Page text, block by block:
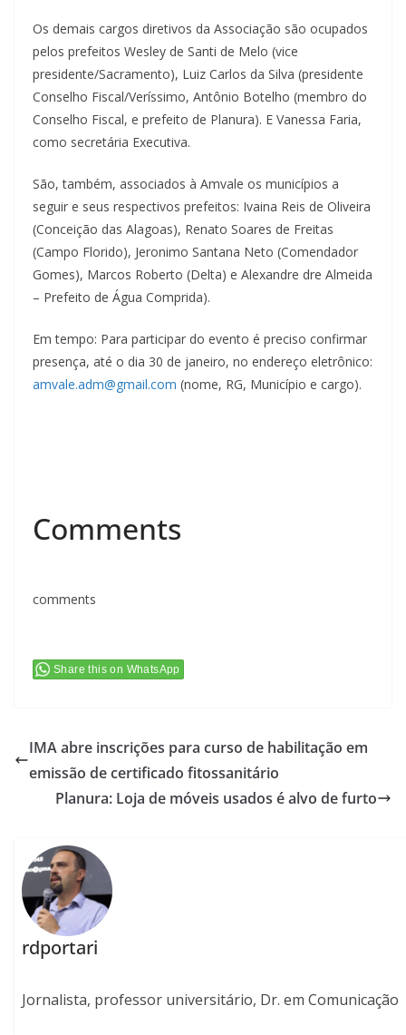
Os demais cargos diretivos da Associação são ocupados
pelos prefeitos Wesley de Santi de Melo (vice
presidente/Sacramento), Luiz Carlos da Silva (presidente
Conselho Fiscal/Veríssimo, Antônio Botelho (membro do
Conselho Fiscal, e prefeito de Planura). E Vanessa Faria,
como secretária Executiva.
São, também, associados à Amvale os municípios a
seguir e seus respectivos prefeitos: Ivaina Reis de Oliveira
(Conceição das Alagoas), Renato Soares de Freitas
(Campo Florido), Jeronimo Santana Neto (Comendador
Gomes), Marcos Roberto (Delta) e Alexandre dre Almeida
– Prefeito de Água Comprida).
Em tempo: Para participar do evento é preciso confirmar
presença, até o dia 30 de janeiro, no endereço eletrônico:
amvale.adm@gmail.com (nome, RG, Município e cargo).
Comments
comments
Share this on WhatsApp
IMA abre inscrições para curso de habilitação em
emissão de certificado fitossanitário
Planura: Loja de móveis usados é alvo de furto
rdportari
Jornalista, professor universitário, Dr. em Comunicação